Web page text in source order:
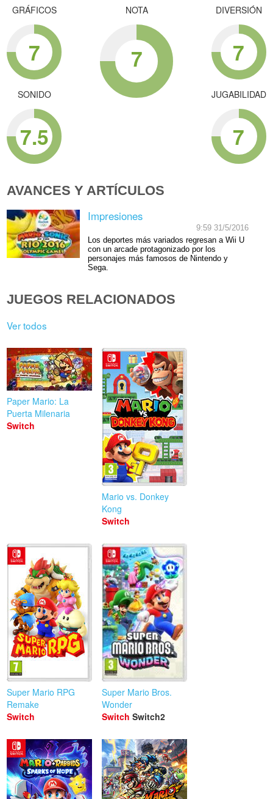
GRÁFICOS
7
SONIDO
7.5
NOTA
7
DIVERSIÓN
7
JUGABILIDAD
7
AVANCES Y ARTÍCULOS
Impresiones
9:59 31/5/2016
Los deportes más variados regresan a Wii U
con un arcade protagonizado por los
personajes más famosos de Nintendo y
Sega.
JUEGOS RELACIONADOS
Ver todos
Paper Mario: La
Puerta Milenaria
Switch
Mario vs. Donkey
Kong
Switch
Super Mario RPG
Remake
Switch
Super Mario Bros.
Wonder
Switch Switch2